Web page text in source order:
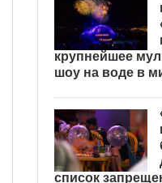
крупнейшее
шоу на воде в
список